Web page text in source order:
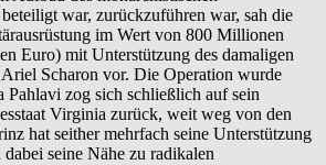
war, zurückzuführen war, sah die
im Wert von 800 Millionen
Euro) mit Unterstützung des damaligen
Scharon vor. Die Operation wurde
Pahlavi zog sich schließlich auf sein
Virginia zurück, weit weg von den
hat seither mehrfach seine Unterstützung
seine Nähe zu radikalen